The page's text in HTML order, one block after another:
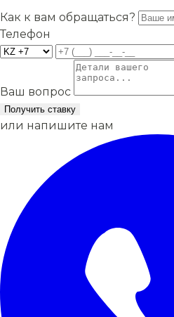
Как к вам обращаться?
Телефон
Ваш вопрос
Получить ставку
или напишите нам